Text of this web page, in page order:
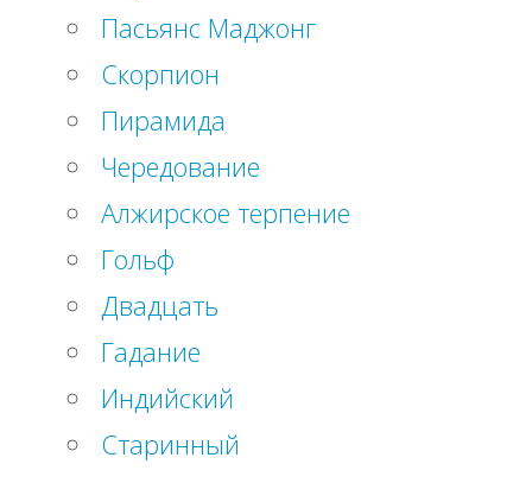
Пасьянс Маджонг
Скорпион
Пирамида
Чередование
Алжирское терпение
Гольф
Двадцать
Гадание
Индийский
Старинный